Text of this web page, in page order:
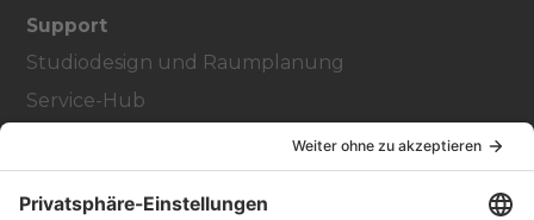
Support
Studiodesign und Raumplanung
Service-Hub
Über